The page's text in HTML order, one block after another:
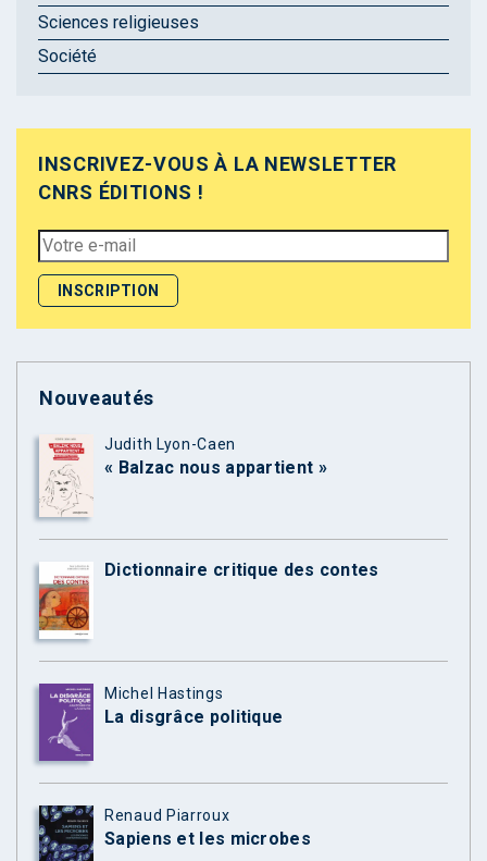
Sciences religieuses
Société
INSCRIVEZ-VOUS À LA NEWSLETTER
CNRS ÉDITIONS !
Nouveautés
Judith Lyon-Caen
« Balzac nous appartient »
Dictionnaire critique des contes
Michel Hastings
La disgrâce politique
Renaud Piarroux
Sapiens et les microbes